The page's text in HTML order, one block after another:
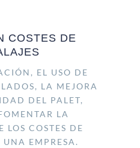
COSTES DE
EL USO DE
LA MEJORA
DEL PALET,
LA
LOS COSTES DE
EMPRESA.